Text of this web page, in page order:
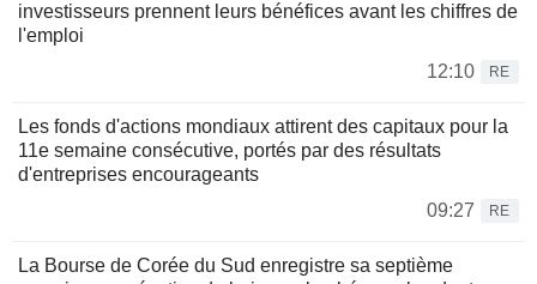
investisseurs prennent leurs bénéfices avant les chiffres de
l'emploi
12:10
RE
Les fonds d'actions mondiaux attirent des capitaux pour la
11e semaine consécutive, portés par des résultats
d'entreprises encourageants
09:27
RE
La Bourse de Corée du Sud enregistre sa septième